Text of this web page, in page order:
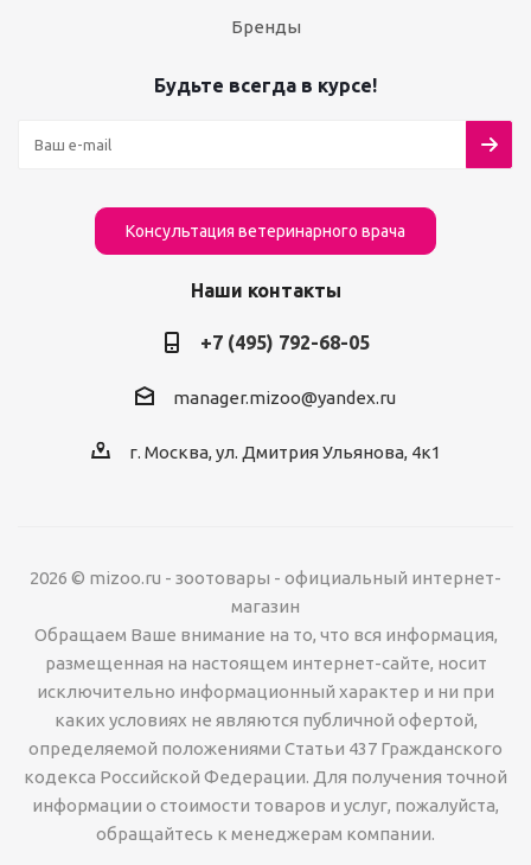
Бренды
Будьте всегда в курсе!
Консультация ветеринарного врача
Наши контакты
+7 (495) 792-68-05
manager.mizoo@yandex.ru
г. Москва, ул. Дмитрия Ульянова, 4к1
2026 © mizoo.ru - зоотовары - официальный интернет-
магазин
Обращаем Ваше внимание на то, что вся информация,
размещенная на настоящем интернет-сайте, носит
исключительно информационный характер и ни при
каких условиях не являются публичной офертой,
определяемой положениями Статьи 437 Гражданского
кодекса Российской Федерации. Для получения точной
информации о стоимости товаров и услуг, пожалуйста,
обращайтесь к менеджерам компании.